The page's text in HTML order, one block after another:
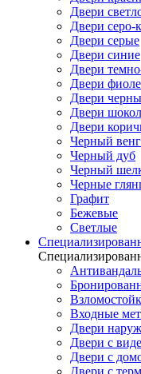
Двери
Двери серо-
Двери серые
Двери синие
Двери
Двери
Двери
Двери
Двери
Черный
Черный дуб
Черный
Черные
Графит
Бежевые
Светлые
Входные
Двери
Двери с
Двери с